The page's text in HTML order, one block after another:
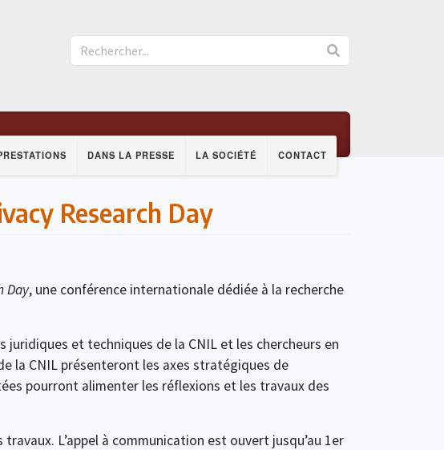
DANS LA PRESSE LA SOCIÉTÉ CONTACT
Research Day
Day, une conférence internationale dédiée à la recherche
et techniques de la CNIL et les chercheurs en
la CNIL présenteront les axes stratégiques de
pourront alimenter les réflexions et les travaux des
L’appel à communication est ouvert jusqu’au 1er